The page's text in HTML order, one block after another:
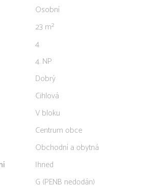
Osobní
23 m²
4
4. NP
Dobrý
Cihlová
V bloku
Centrum obce
Obchodní a obytná
Ihned
G (PENB nedodán)